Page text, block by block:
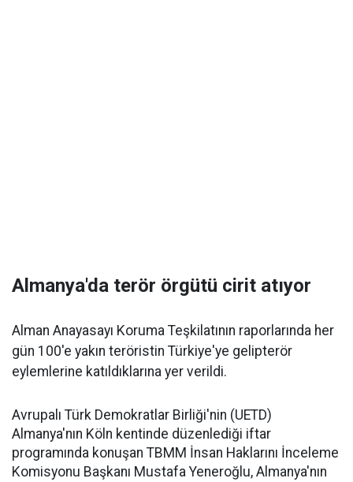
Almanya'da terör örgütü cirit atıyor
Alman Anayasayı Koruma Teşkilatının raporlarında her
gün 100'e yakın teröristin Türkiye'ye gelipterör
eylemlerine katıldıklarına yer verildi.
Avrupalı Türk Demokratlar Birliği'nin (UETD)
Almanya'nın Köln kentinde düzenlediği iftar
programında konuşan TBMM İnsan Haklarını İnceleme
Komisyonu Başkanı Mustafa Yeneroğlu, Almanya'nın